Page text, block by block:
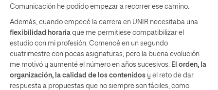
Comunicación he podido empezar a recorrer ese camino.
Además, cuando empecé la carrera en UNIR necesitaba una
flexibilidad horaria que me permitiese compatibilizar el
estudio con mi profesión. Comencé en un segundo
cuatrimestre con pocas asignaturas, pero la buena evolución
me motivó y aumenté el número en años sucesivos.
El orden, la
organización, la calidad de los contenidos y el reto de dar
respuesta a propuestas que no siempre son fáciles, como